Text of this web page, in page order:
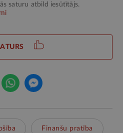
saturu atbild iesūtītājs.
Finanšu pratība